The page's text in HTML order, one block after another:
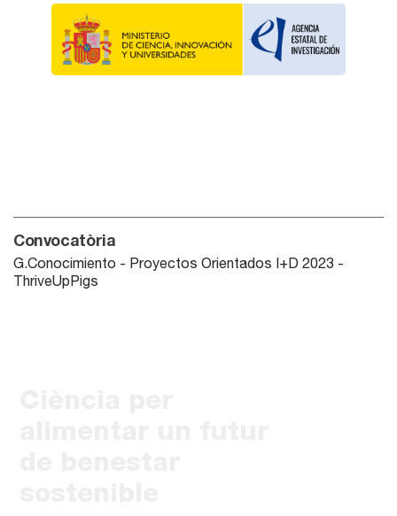
Convocatòria
G.Conocimiento - Proyectos Orientados I+D 2023 -
ThriveUpPigs